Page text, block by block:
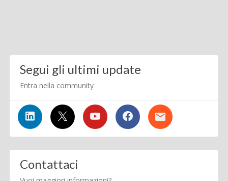
Segui gli ultimi update
Entra nella community
Contattaci